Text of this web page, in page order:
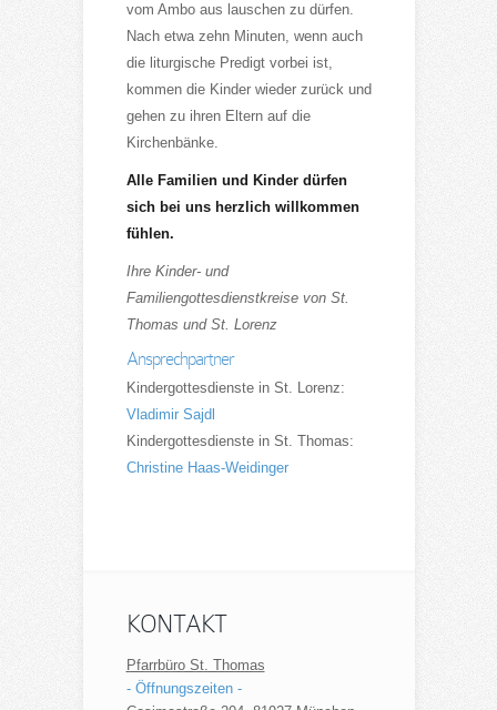
vom Ambo aus lauschen zu dürfen.
Nach etwa zehn Minuten, wenn auch
die liturgische Predigt vorbei ist,
kommen die Kinder wieder zurück und
gehen zu ihren Eltern auf die
Kirchenbänke.
Alle Familien und Kinder dürfen
sich bei uns herzlich willkommen
fühlen.
Ihre Kinder- und
Familiengottesdienstkreise von St.
Thomas und St. Lorenz
Ansprechpartner
Kindergottesdienste in St. Lorenz:
Vladimir Sajdl
Kindergottesdienste in St. Thomas:
Christine Haas-Weidinger
KONTAKT
Pfarrbüro St. Thomas
- Öffnungszeiten -